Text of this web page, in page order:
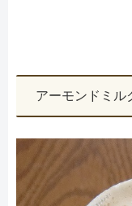
アーモンドミル